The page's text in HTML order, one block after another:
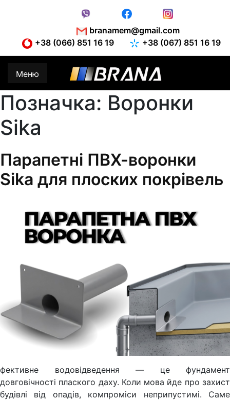
+38 (066) 851 16 19
+38 (067) 851 16 19
branamem@gmail.com
Меню
Позначка: Воронки
Sika
Парапетні ПВХ-воронки
Sika для плоских покрівель
фективне водовідведення — це фундамент
довговічності плаского даху. Коли мова йде про захист
будівлі від опадів, компроміси неприпустимі. Саме